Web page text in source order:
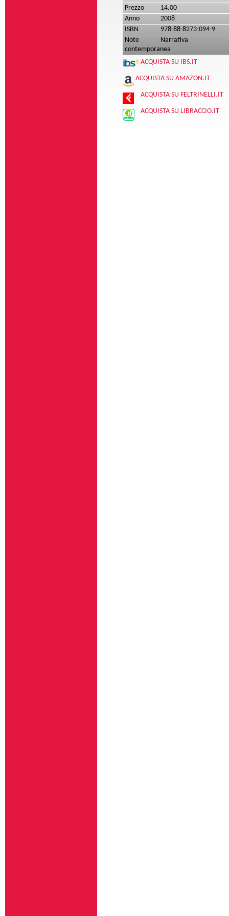
Prezzo
14.00
Anno
2008
ISBN
978-88-8273-094-9
Note
Narrativa
contemporanea
ACQUISTA SU IBS.IT
ACQUISTA SU AMAZON.IT
ACQUISTA SU FELTRINELLI.IT
ACQUISTA SU LIBRACCIO.IT